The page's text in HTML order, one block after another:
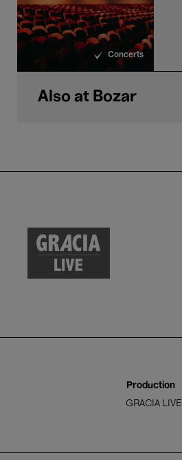
Concerts
Also at Bozar
Production
GRACIA LIVE